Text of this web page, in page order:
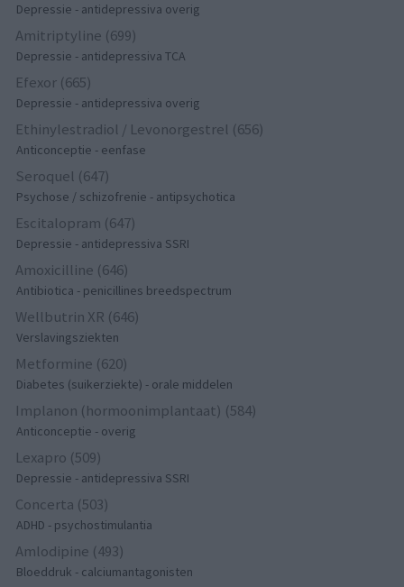
Depressie - antidepressiva overig
Amitriptyline (699)
Depressie - antidepressiva TCA
Efexor (665)
Depressie - antidepressiva overig
Ethinylestradiol / Levonorgestrel (656)
Anticonceptie - eenfase
Seroquel (647)
Psychose / schizofrenie - antipsychotica
Escitalopram (647)
Depressie - antidepressiva SSRI
Amoxicilline (646)
Antibiotica - penicillines breedspectrum
Wellbutrin XR (646)
Verslavingsziekten
Metformine (620)
Diabetes (suikerziekte) - orale middelen
Implanon (hormoonimplantaat) (584)
Anticonceptie - overig
Lexapro (509)
Depressie - antidepressiva SSRI
Concerta (503)
ADHD - psychostimulantia
Amlodipine (493)
Bloeddruk - calciumantagonisten